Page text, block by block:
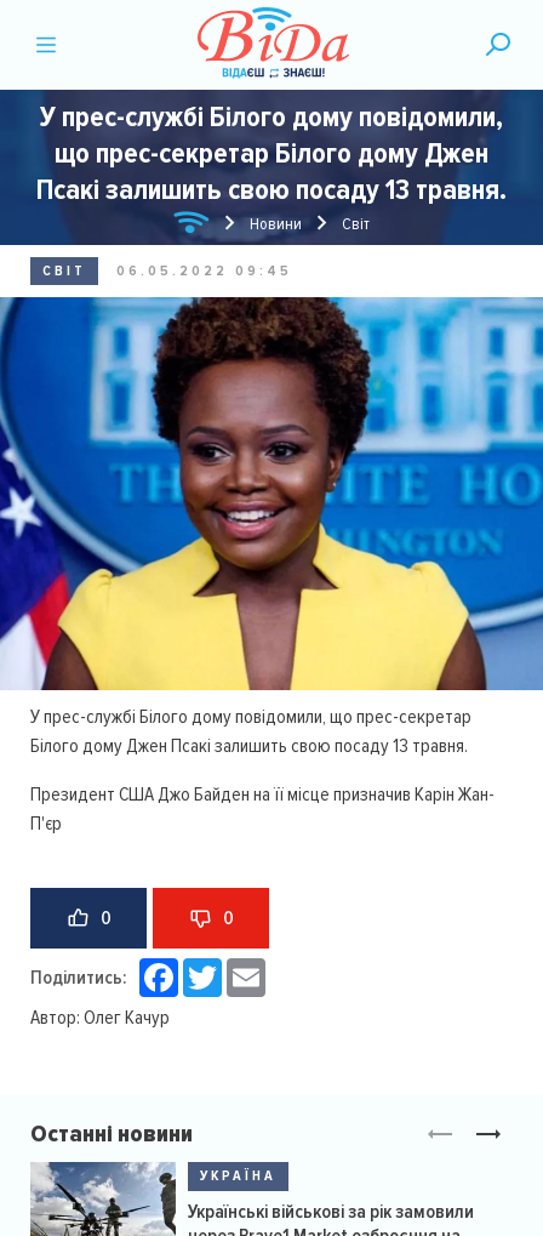
У прес-службі Білого дому повідомили,
що прес-секретар Білого дому Джен
Псакі залишить свою посаду 13 травня.
Новини Світ
СВІТ 06.05.2022 09:45
У прес-службі Білого дому повідомили, що прес-секретар
Білого дому Джен Псакі залишить свою посаду 13 травня.
Президент США Джо Байден на її місце призначив Карін Жан-
П'єр
0 0
Поділитись: Facebook
Twitter
Автор: Олег Качур
Останні новини
УКРАЇНА
Українські військові за рік замовили